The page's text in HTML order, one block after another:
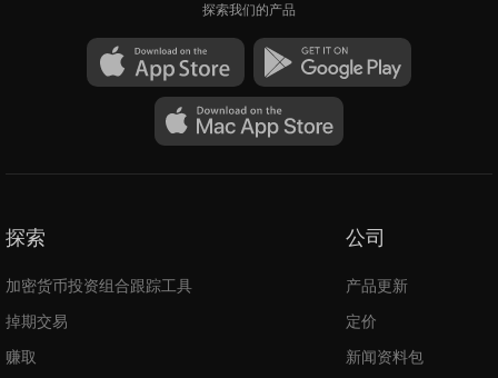
探索我们的产品
探索
加密货币投资组合跟踪工具
掉期交易
赚取
公司
产品更新
定价
新闻资料包